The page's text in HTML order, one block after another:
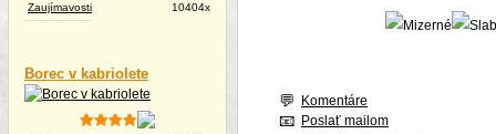
Zaujímavosti 10404x
Borec v kabriolete
Komentáre
Poslať mailom